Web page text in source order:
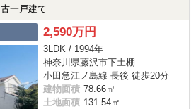
一戸建て
2,590万円
3LDK / 1994年
神奈川県藤沢市下土棚
小田急江ノ島線 長後 徒歩20分
建物面積 78.66㎡
土地面積 131.54㎡